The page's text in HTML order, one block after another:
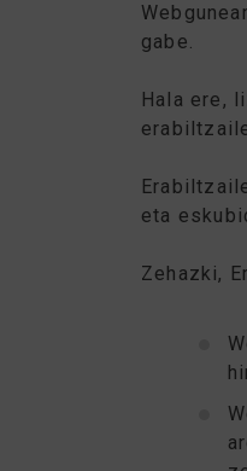
gabe.
Hala ere,
eta
Zehazki,